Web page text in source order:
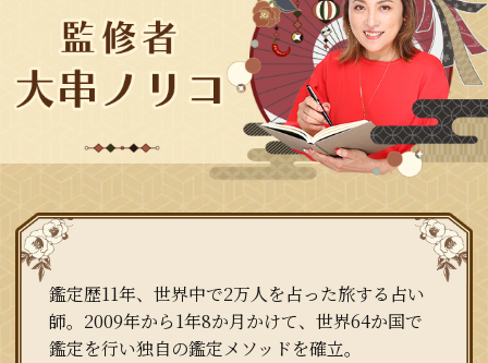
鑑定歴11年、世界中で2万人を占った旅する占い
師。2009年から1年8か月かけて、世界64か国で
鑑定を行い独自の鑑定メソッドを確立。